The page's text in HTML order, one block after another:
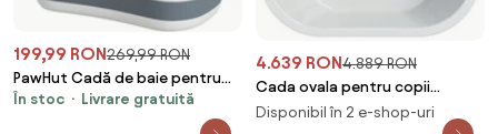
199,99 RON269,99 RON
PawHut Cadă de baie pentru
câini, cadă pliabilă portabilă cu
orificiu de scurgere, pentru
În stoc Livrare gratuită
4.639 RON4.889 RON
Cada ovala pentru copii
Geberit Bambini alb 91x52 cm
Disponibil în 2 e-shop-uri